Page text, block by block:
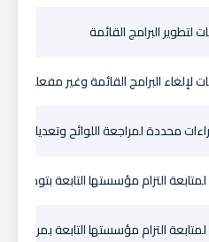
لتطوير البرامج القائمة
لإلغاء البرامج القائمة وغير مفعلة
محددة لمراجعة اللوائح وتعديلها
التزام مؤسستها التابعة بتوصيف
التزام مؤسستها التابعة بمراجعة